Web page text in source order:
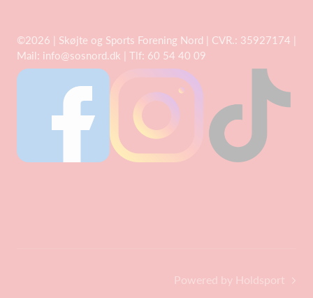
©2026 | Skøjte og Sports Forening Nord | CVR.: 35927174 |
Mail: info@sosnord.dk | Tlf: 60 54 40 09
Powered by Holdsport